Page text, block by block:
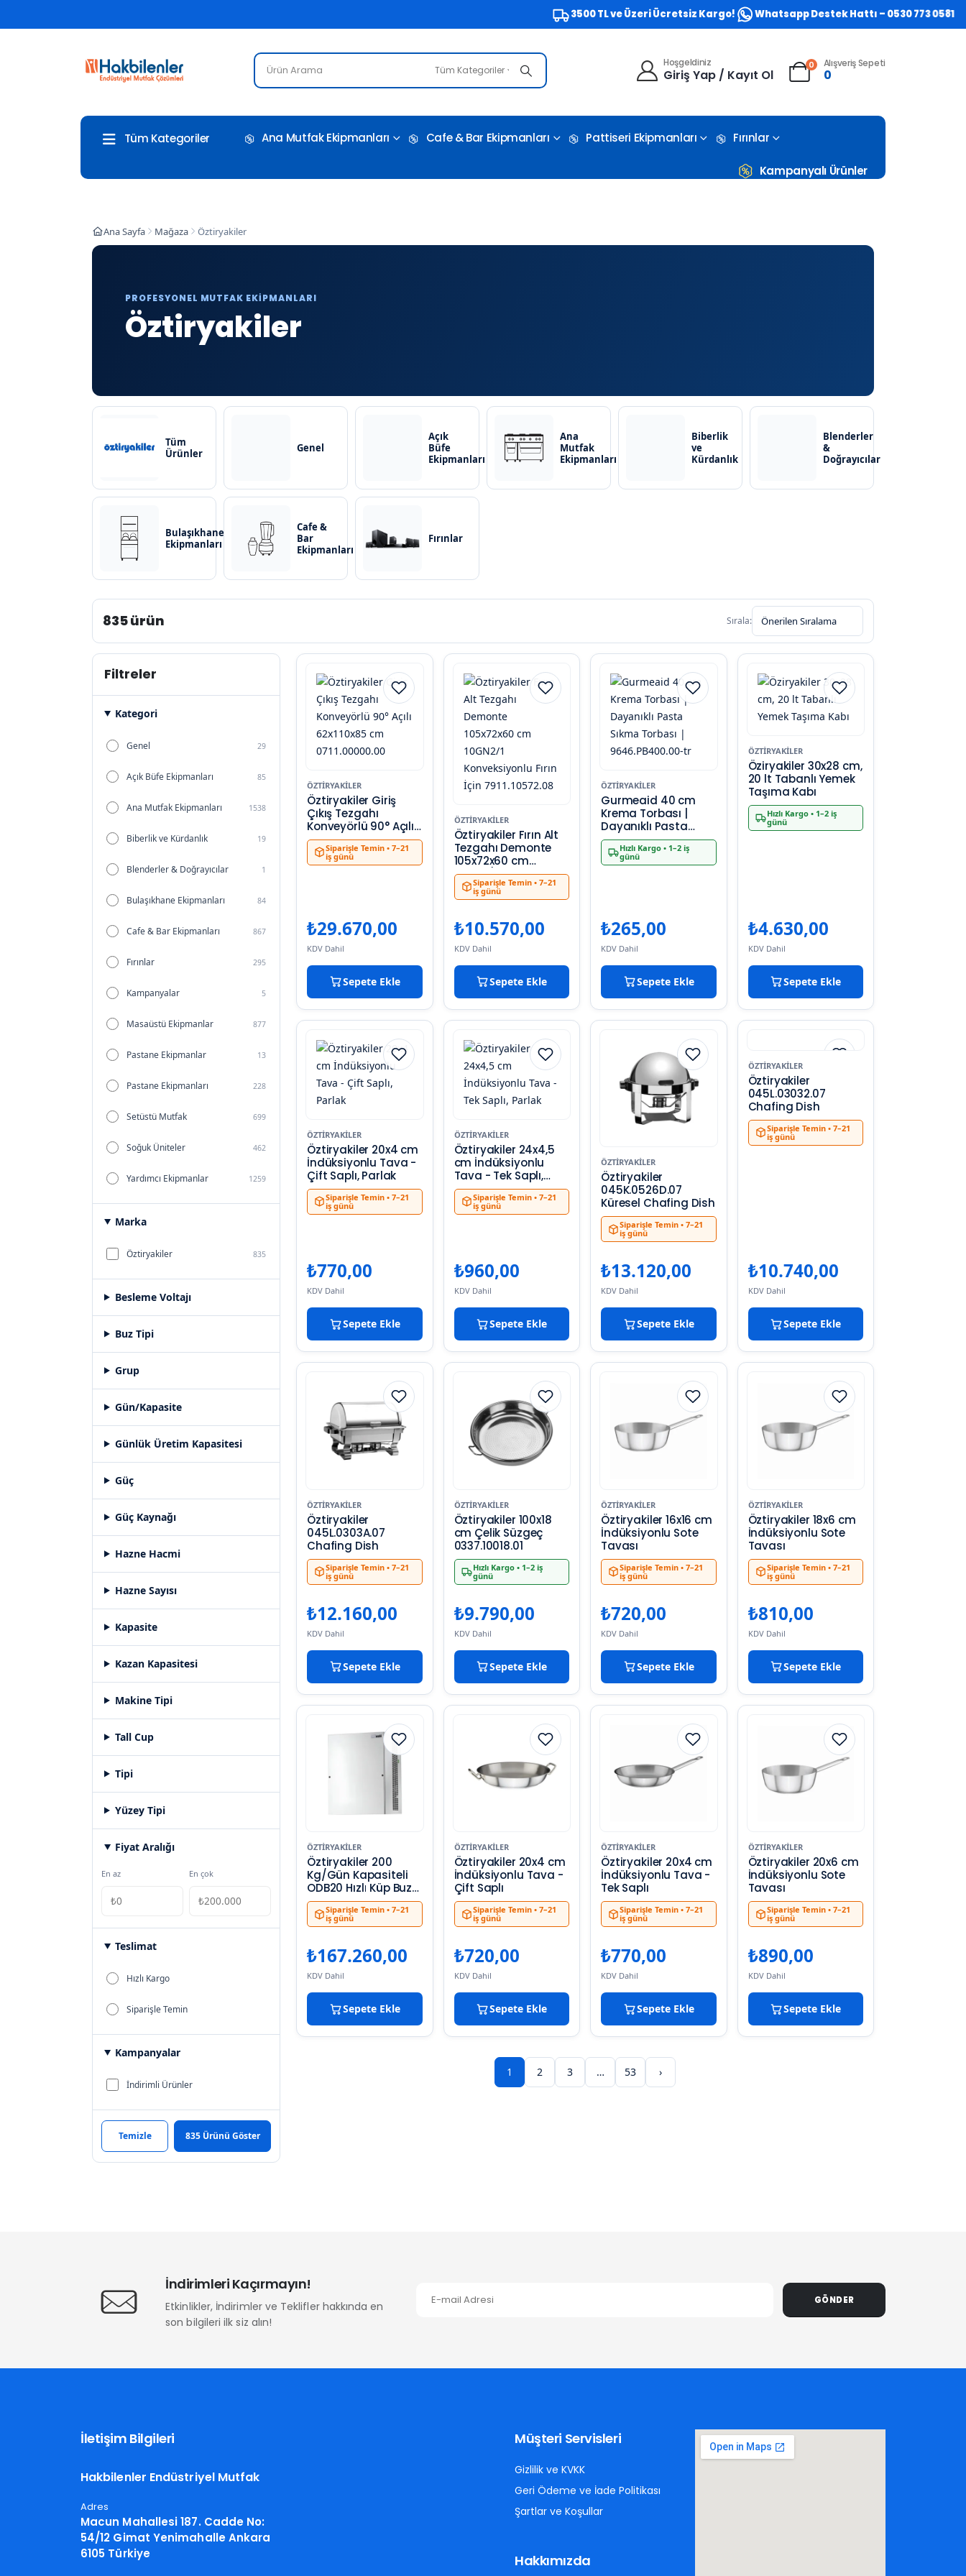
3500 TL ve Üzeri Ücretsiz Kargo! Whatsapp Destek Hattı – 0530 773 0581
Tüm Kategoriler
Hoşgeldiniz
Giriş Yap / Kayıt Ol
0 Alışveriş Sepeti
0
Tüm Kategoriler Ana Mutfak Ekipmanları Cafe & Bar Ekipmanları Pattiseri Ekipmanları Fırınlar
Kampanyalı Ürünler
Ana Sayfa Mağaza Öztiryakiler
PROFESYONEL MUTFAK EKIPMANLARI
Öztiryakiler
Tüm
Ürünler
Genel
Açık
Büfe
Ekipmanları
Ana
Mutfak
Ekipmanları
Biberlik
ve
Kürdanlık
Blenderler
&
Doğrayıcılar
Bulaşıkhane
Ekipmanları
Cafe &
Bar
Ekipmanları
Fırınlar
835 ürün Sırala:
Filtreler
Kategori
Genel 29
Açık Büfe Ekipmanları 85
Ana Mutfak Ekipmanları 1538
Biberlik ve Kürdanlık 19
Blenderler & Doğrayıcılar 1
Bulaşıkhane Ekipmanları 84
Cafe & Bar Ekipmanları 867
Fırınlar 295
Kampanyalar 5
Masaüstü Ekipmanlar 877
Pastane Ekipmanlar 13
Pastane Ekipmanları 228
Setüstü Mutfak 699
Soğuk Üniteler 462
Yardımcı Ekipmanlar 1259
Marka
Öztiryakiler 835
Besleme Voltajı
Buz Tipi
Grup
Gün/Kapasite
Günlük Üretim Kapasitesi
Güç
Güç Kaynağı
Hazne Hacmi
Hazne Sayısı
Kapasite
Kazan Kapasitesi
Makine Tipi
Tall Cup
Tipi
Yüzey Tipi
Fiyat Aralığı
En az En çok
Teslimat
Hızlı Kargo
Siparişle Temin
Kampanyalar
İndirimli Ürünler
Temizle 835 Ürünü Göster
ÖZTIRYAKILER
Öztiryakiler Giriş
Çıkış Tezgahı
Konveyörlü 90° Açılı
62x110x85 cm
0711.00000.00
Siparişle Temin • 7–21
iş günü
₺29.670,00
KDV Dahil
Sepete Ekle
ÖZTIRYAKILER
Öztiryakiler Fırın Alt
Tezgahı Demonte
105x72x60 cm
10GN2/1
Konveksiyonlu Fırın
İçin 7911.10572.08
Siparişle Temin • 7–21
iş günü
₺10.570,00
KDV Dahil
Sepete Ekle
ÖZTIRYAKILER
Gurmeaid 40 cm
Krema Torbası |
Dayanıklı Pasta
Sıkma Torbası |
9646.PB400.00-tr
Hızlı Kargo • 1–2 iş
günü
₺265,00
KDV Dahil
Sepete Ekle
ÖZTIRYAKILER
Öziryakiler 30x28 cm,
20 lt Tabanlı Yemek
Taşıma Kabı
Hızlı Kargo • 1–2 iş
günü
₺4.630,00
KDV Dahil
Sepete Ekle
ÖZTIRYAKILER
Öztiryakiler 20x4 cm
İndüksiyonlu Tava -
Çift Saplı, Parlak
Siparişle Temin • 7–21
iş günü
₺770,00
KDV Dahil
Sepete Ekle
ÖZTIRYAKILER
Öztiryakiler 24x4,5
cm İndüksiyonlu
Tava - Tek Saplı,
Parlak
Siparişle Temin • 7–21
iş günü
₺960,00
KDV Dahil
Sepete Ekle
ÖZTIRYAKILER
Öztiryakiler
045K.0526D.07
Küresel Chafing Dish
Siparişle Temin • 7–21
iş günü
₺13.120,00
KDV Dahil
Sepete Ekle
ÖZTIRYAKILER
Öztiryakiler
045L.03032.07
Chafing Dish
Siparişle Temin • 7–21
iş günü
₺10.740,00
KDV Dahil
Sepete Ekle
ÖZTIRYAKILER
Öztiryakiler
045L.0303A.07
Chafing Dish
Siparişle Temin • 7–21
iş günü
₺12.160,00
KDV Dahil
Sepete Ekle
ÖZTIRYAKILER
Öztiryakiler 100x18
cm Çelik Süzgeç
0337.10018.01
Hızlı Kargo • 1–2 iş
günü
₺9.790,00
KDV Dahil
Sepete Ekle
ÖZTIRYAKILER
Öztiryakiler 16x16 cm
İndüksiyonlu Sote
Tavası
Siparişle Temin • 7–21
iş günü
₺720,00
KDV Dahil
Sepete Ekle
ÖZTIRYAKILER
Öztiryakiler 18x6 cm
İndüksiyonlu Sote
Tavası
Siparişle Temin • 7–21
iş günü
₺810,00
KDV Dahil
Sepete Ekle
ÖZTIRYAKILER
Öztiryakiler 200
Kg/Gün Kapasiteli
ODB20 Hızlı Küp Buz
Makinesi
Siparişle Temin • 7–21
iş günü
₺167.260,00
KDV Dahil
Sepete Ekle
ÖZTIRYAKILER
Öztiryakiler 20x4 cm
İndüksiyonlu Tava -
Çift Saplı
Siparişle Temin • 7–21
iş günü
₺720,00
KDV Dahil
Sepete Ekle
ÖZTIRYAKILER
Öztiryakiler 20x4 cm
İndüksiyonlu Tava -
Tek Saplı
Siparişle Temin • 7–21
iş günü
₺770,00
KDV Dahil
Sepete Ekle
ÖZTIRYAKILER
Öztiryakiler 20x6 cm
İndüksiyonlu Sote
Tavası
Siparişle Temin • 7–21
iş günü
₺890,00
KDV Dahil
Sepete Ekle
1 2 3 … 53 ›
İndirimleri Kaçırmayın!
Etkinlikler, İndirimler ve Teklifler hakkında en
son bilgileri ilk siz alın!
GÖNDER
İletişim Bilgileri
Hakbilenler Endüstriyel Mutfak
Adres
Macun Mahallesi 187. Cadde No:
54/12 Gimat Yenimahalle Ankara
6105 Türkiye
Müşteri Servisleri
Gizlilik ve KVKK
Geri Ödeme ve İade Politikası
Şartlar ve Koşullar
Hakkımızda